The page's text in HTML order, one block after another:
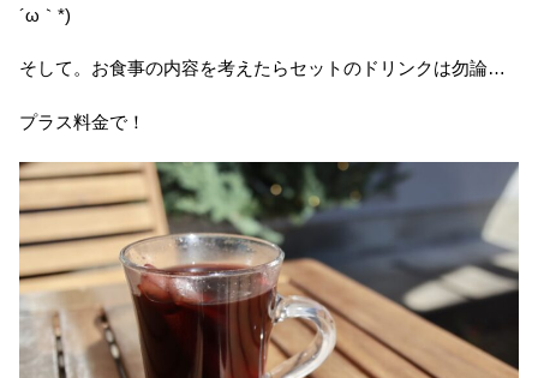
´ω｀*)
そして。お食事の内容を考えたらセットのドリンクは勿論…
プラス料金で！